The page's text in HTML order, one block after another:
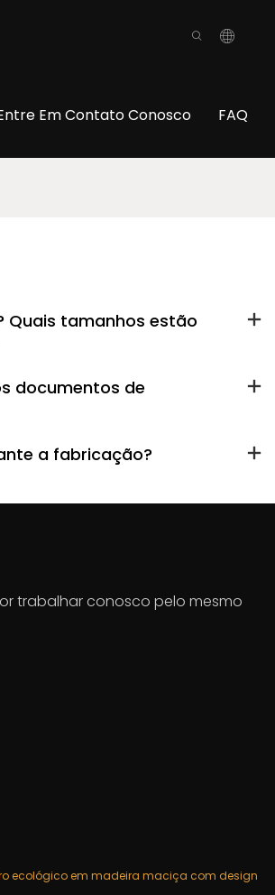
Em Contato Conosco FAQ
Quais tamanhos estão
documentos de
a fabricação?
trabalhar conosco pelo mesmo